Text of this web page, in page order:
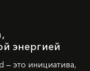
энергией
— это инициатива,